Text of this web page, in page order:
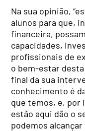
Na sua opinião,
alunos para que,
financeira,
capacidades,
profissionais de
o bem-estar desta
final da sua
conhecimento é
que temos, e, por
estão aqui dão o
podemos